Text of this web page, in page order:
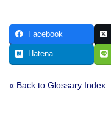
Facebook
Hatena
« Back to Glossary Index